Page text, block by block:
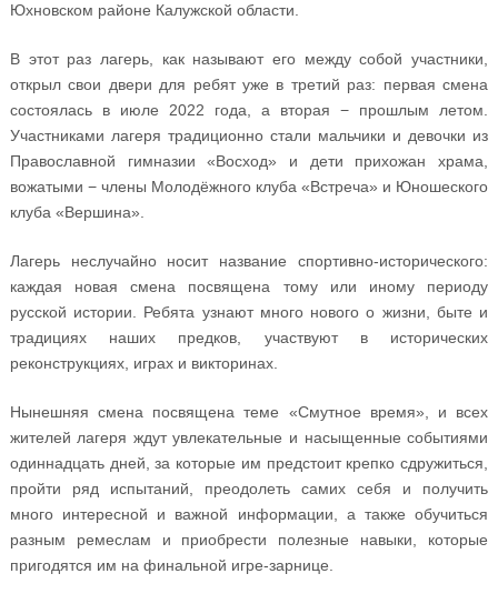
Юхновском районе Калужской области.
В этот раз лагерь, как называют его между собой участники,
открыл свои двери для ребят уже в третий раз: первая смена
состоялась в июле 2022 года, а вторая − прошлым летом.
Участниками лагеря традиционно стали мальчики и девочки из
Православной гимназии «Восход» и дети прихожан храма,
вожатыми − члены Молодёжного клуба «Встреча» и Юношеского
клуба «Вершина».
Лагерь неслучайно носит название спортивно-исторического:
каждая новая смена посвящена тому или иному периоду
русской истории. Ребята узнают много нового о жизни, быте и
традициях наших предков, участвуют в исторических
реконструкциях, играх и викторинах.
Нынешняя смена посвящена теме «Смутное время», и всех
жителей лагеря ждут увлекательные и насыщенные событиями
одиннадцать дней, за которые им предстоит крепко сдружиться,
пройти ряд испытаний, преодолеть самих себя и получить
много интересной и важной информации, а также обучиться
разным ремеслам и приобрести полезные навыки, которые
пригодятся им на финальной игре-зарнице.